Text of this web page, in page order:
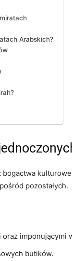
Arabskich?
pozostałych.
​imponującymi
butików.